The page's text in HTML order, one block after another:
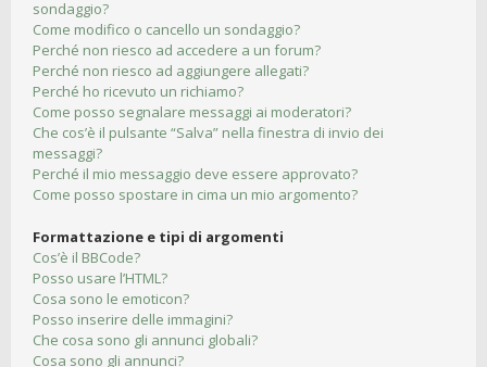
sondaggio?
Come modifico o cancello un sondaggio?
Perché non riesco ad accedere a un forum?
Perché non riesco ad aggiungere allegati?
Perché ho ricevuto un richiamo?
Come posso segnalare messaggi ai moderatori?
Che cos’è il pulsante “Salva” nella finestra di invio dei
messaggi?
Perché il mio messaggio deve essere approvato?
Come posso spostare in cima un mio argomento?
Formattazione e tipi di argomenti
Cos’è il BBCode?
Posso usare l’HTML?
Cosa sono le emoticon?
Posso inserire delle immagini?
Che cosa sono gli annunci globali?
Cosa sono gli annunci?